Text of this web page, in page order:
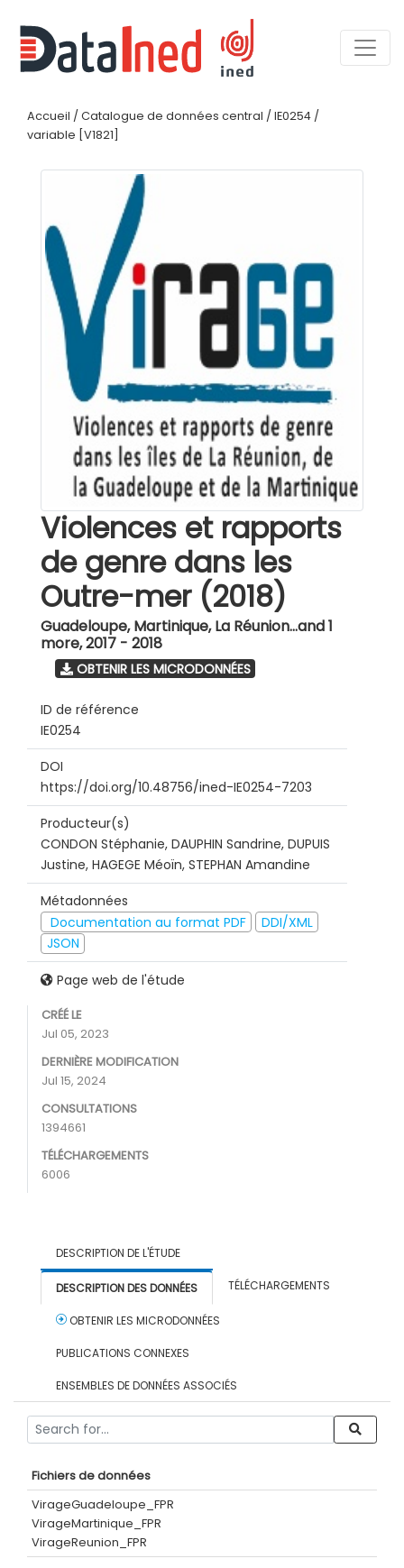
Accueil / Catalogue de données central / IE0254 /
variable [V1821]
Violences et rapports
de genre dans les
Outre-mer (2018)
Guadeloupe, Martinique, La Réunion...and 1
more,2017 - 2018
OBTENIR LES MICRODONNÉES
ID de référence
IE0254
DOI
https://doi.org/10.48756/ined-IE0254-7203
Producteur(s)
CONDON Stéphanie, DAUPHIN Sandrine, DUPUIS
Justine, HAGEGE Méoïn, STEPHAN Amandine
Métadonnées
Documentation au format PDF
DDI/XML
JSON
Page web de l'étude
CRÉÉ LE
Jul 05, 2023
DERNIÈRE MODIFICATION
Jul 15, 2024
CONSULTATIONS
1394661
TÉLÉCHARGEMENTS
6006
DESCRIPTION DE L'ÉTUDE
DESCRIPTION DES DONNÉES TÉLÉCHARGEMENTS
OBTENIR LES MICRODONNÉES
PUBLICATIONS CONNEXES
ENSEMBLES DE DONNÉES ASSOCIÉS
Fichiers de données
VirageGuadeloupe_FPR
VirageMartinique_FPR
VirageReunion_FPR